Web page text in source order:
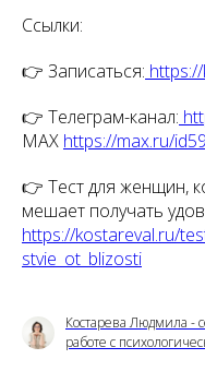
Ссылки:
👉 Записаться:
👉 Телеграм-канал:
МАХ https://max.ru/
👉 Тест для женщин,
мешает получать
https://kostareval.ru/
stvie_ot_blizosti
Костарева Людмила -
работе с